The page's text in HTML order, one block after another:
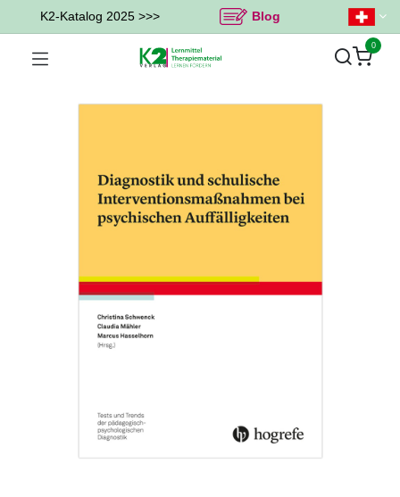
K2-Katalog 2025 >>> Blog
0